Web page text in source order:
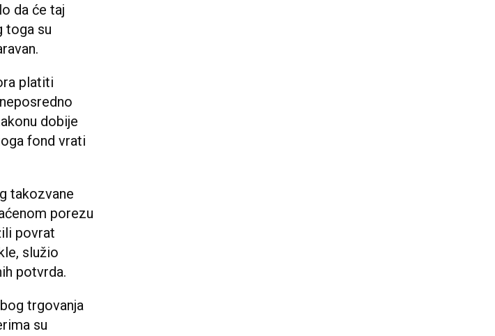
da će taj
toga su
platiti
dobije
fond vrati
takozvane
porezu
povrat
služio
potvrda.
trgovanja
su